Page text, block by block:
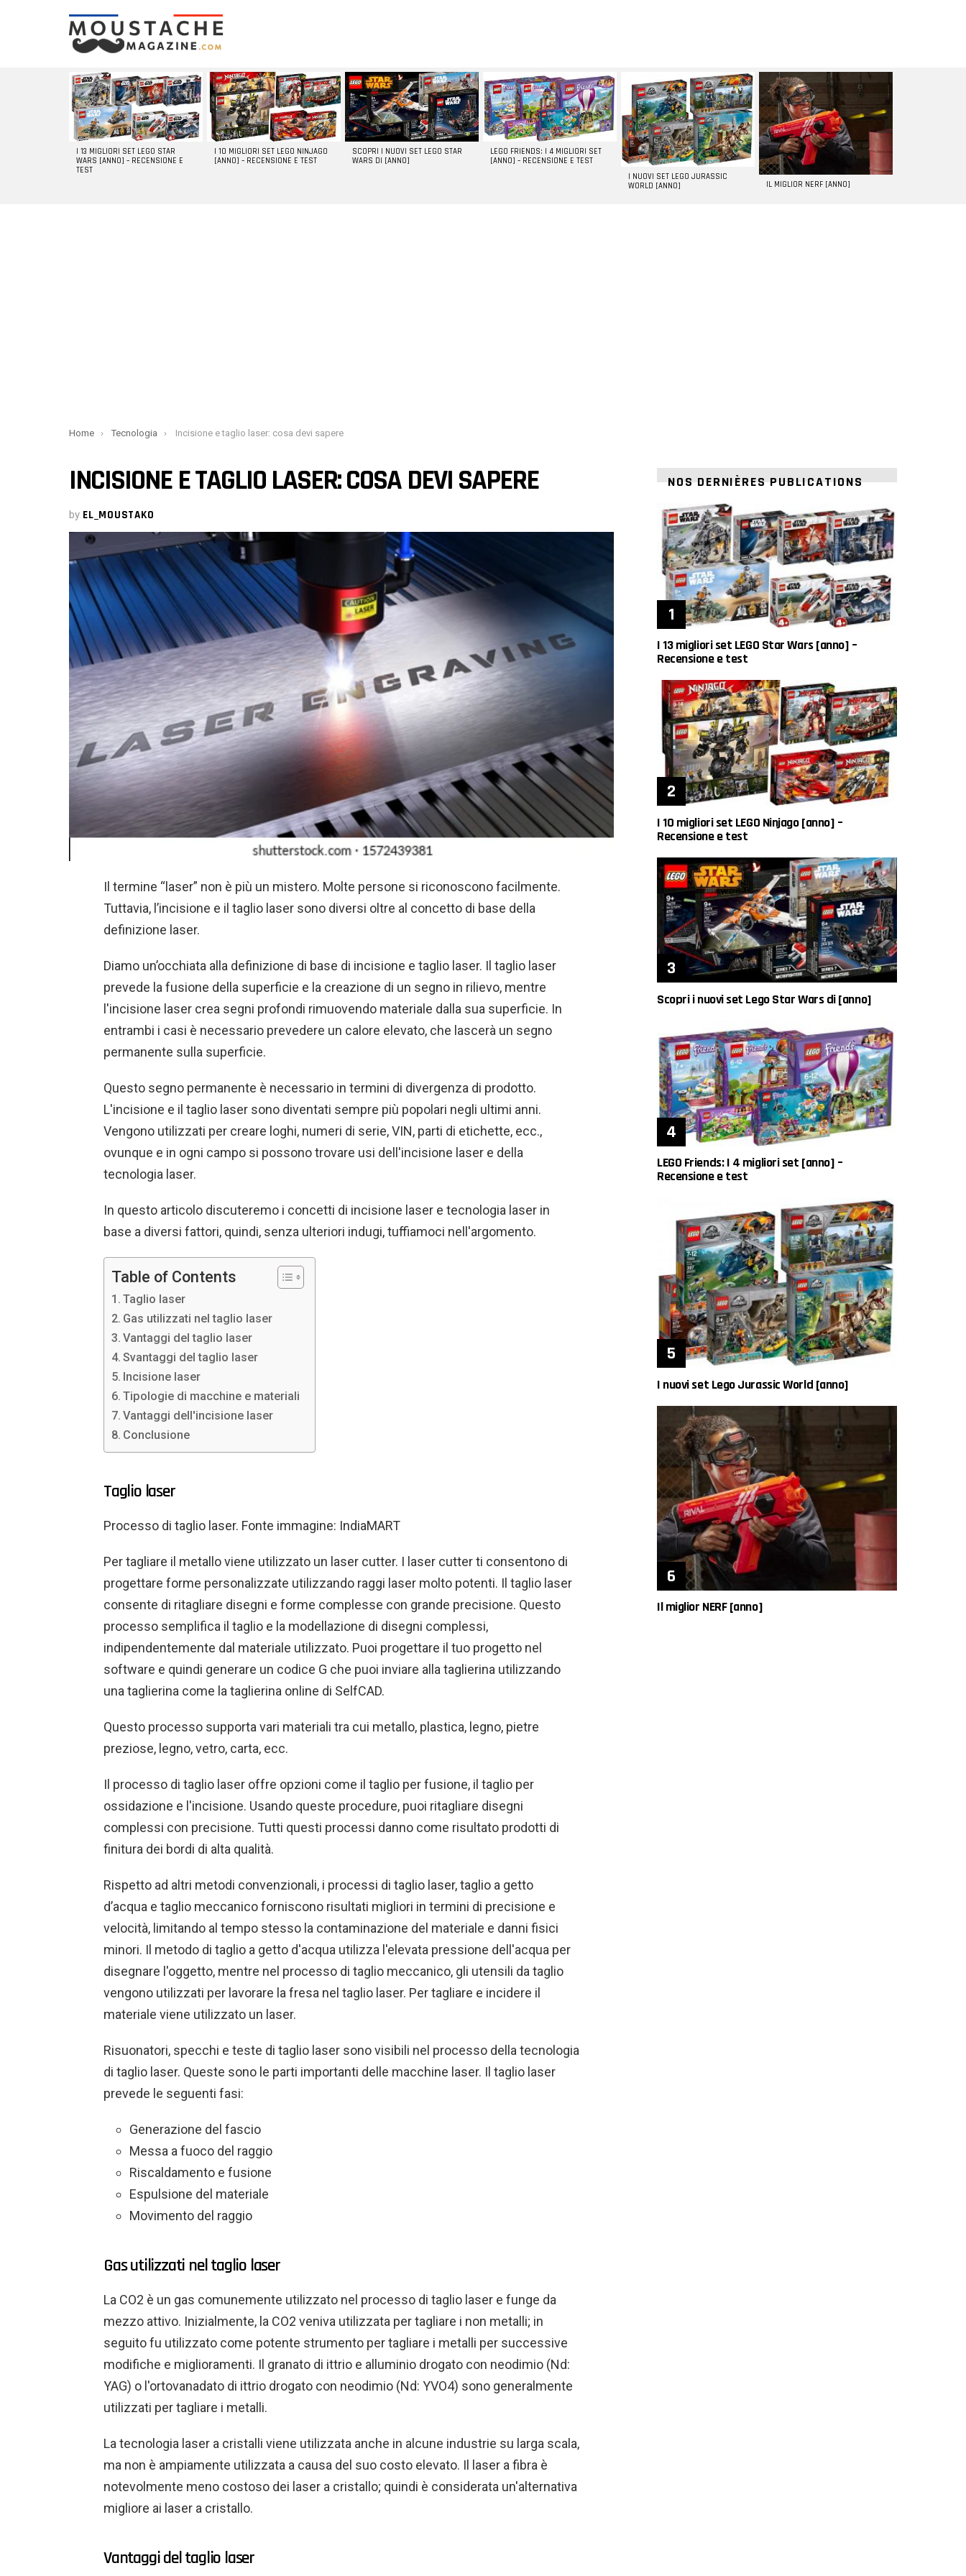
LATEST
STORIES
I 13 MIGLIORI SET LEGO STAR
WARS [ANNO] – RECENSIONE E
TEST
I 10 MIGLIORI SET LEGO NINJAGO
[ANNO] – RECENSIONE E TEST
SCOPRI I NUOVI SET LEGO STAR
WARS DI [ANNO]
LEGO FRIENDS: I 4 MIGLIORI SET
[ANNO] – RECENSIONE E TEST
I NUOVI SET LEGO JURASSIC
WORLD [ANNO]
IL MIGLIOR NERF [ANNO]
You are here:
Home Tecnologia Incisione e taglio laser: cosa devi sapere
INCISIONE E TAGLIO LASER: COSA DEVI SAPERE
by EL_MOUSTAKO
Il termine “laser” non è più un mistero. Molte persone si riconoscono facilmente.
Tuttavia, l’incisione e il taglio laser sono diversi oltre al concetto di base della
definizione laser.
Diamo un’occhiata alla definizione di base di incisione e taglio laser. Il taglio laser
prevede la fusione della superficie e la creazione di un segno in rilievo, mentre
l'incisione laser crea segni profondi rimuovendo materiale dalla sua superficie. In
entrambi i casi è necessario prevedere un calore elevato, che lascerà un segno
permanente sulla superficie.
Questo segno permanente è necessario in termini di divergenza di prodotto.
L'incisione e il taglio laser sono diventati sempre più popolari negli ultimi anni.
Vengono utilizzati per creare loghi, numeri di serie, VIN, parti di etichette, ecc.,
ovunque e in ogni campo si possono trovare usi dell'incisione laser e della
tecnologia laser.
In questo articolo discuteremo i concetti di incisione laser e tecnologia laser in
base a diversi fattori, quindi, senza ulteriori indugi, tuffiamoci nell'argomento.
Table of Contents
Taglio laser
Gas utilizzati nel taglio laser
Vantaggi del taglio laser
Svantaggi del taglio laser
Incisione laser
Tipologie di macchine e materiali
Vantaggi dell'incisione laser
Conclusione
Taglio laser
Processo di taglio laser. Fonte immagine: IndiaMART
Per tagliare il metallo viene utilizzato un laser cutter. I laser cutter ti consentono di
progettare forme personalizzate utilizzando raggi laser molto potenti. Il taglio laser
consente di ritagliare disegni e forme complesse con grande precisione. Questo
processo semplifica il taglio e la modellazione di disegni complessi,
indipendentemente dal materiale utilizzato. Puoi progettare il tuo progetto nel
software e quindi generare un codice G che puoi inviare alla taglierina utilizzando
una taglierina come la taglierina online di SelfCAD.
Questo processo supporta vari materiali tra cui metallo, plastica, legno, pietre
preziose, legno, vetro, carta, ecc.
Il processo di taglio laser offre opzioni come il taglio per fusione, il taglio per
ossidazione e l'incisione. Usando queste procedure, puoi ritagliare disegni
complessi con precisione. Tutti questi processi danno come risultato prodotti di
finitura dei bordi di alta qualità.
Rispetto ad altri metodi convenzionali, i processi di taglio laser, taglio a getto
d’acqua e taglio meccanico forniscono risultati migliori in termini di precisione e
velocità, limitando al tempo stesso la contaminazione del materiale e danni fisici
minori. Il metodo di taglio a getto d'acqua utilizza l'elevata pressione dell'acqua per
disegnare l'oggetto, mentre nel processo di taglio meccanico, gli utensili da taglio
vengono utilizzati per lavorare la fresa nel taglio laser. Per tagliare e incidere il
materiale viene utilizzato un laser.
Risuonatori, specchi e teste di taglio laser sono visibili nel processo della tecnologia
di taglio laser. Queste sono le parti importanti delle macchine laser. Il taglio laser
prevede le seguenti fasi:
Generazione del fascio
Messa a fuoco del raggio
Riscaldamento e fusione
Espulsione del materiale
Movimento del raggio
Gas utilizzati nel taglio laser
La CO2 è un gas comunemente utilizzato nel processo di taglio laser e funge da
mezzo attivo. Inizialmente, la CO2 veniva utilizzata per tagliare i non metalli; in
seguito fu utilizzato come potente strumento per tagliare i metalli per successive
modifiche e miglioramenti. Il granato di ittrio e alluminio drogato con neodimio (Nd:
YAG) o l'ortovanadato di ittrio drogato con neodimio (Nd: YVO4) sono generalmente
utilizzati per tagliare i metalli.
La tecnologia laser a cristalli viene utilizzata anche in alcune industrie su larga scala,
ma non è ampiamente utilizzata a causa del suo costo elevato. Il laser a fibra è
notevolmente meno costoso dei laser a cristallo; quindi è considerata un'alternativa
migliore ai laser a cristallo.
Vantaggi del taglio laser
NOS DERNIÈRES PUBLICATIONS
I 13 migliori set LEGO Star Wars [anno] –
Recensione e test
I 10 migliori set LEGO Ninjago [anno] –
Recensione e test
Scopri i nuovi set Lego Star Wars di [anno]
LEGO Friends: I 4 migliori set [anno] –
Recensione e test
I nuovi set Lego Jurassic World [anno]
Il miglior NERF [anno]